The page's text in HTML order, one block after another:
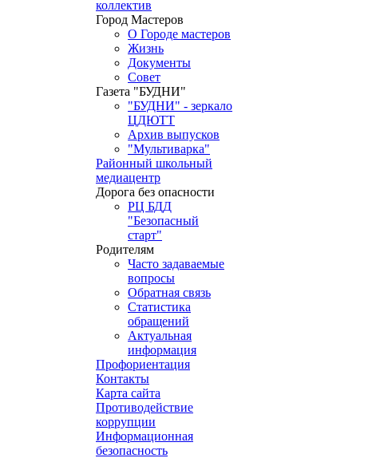
коллектив
Город Мастеров
О Городе мастеров
Жизнь
Документы
Совет
Газета "БУДНИ"
"БУДНИ" - зеркало
ЦДЮТТ
Архив выпусков
"Мультиварка"
Районный школьный
медиацентр
Дорога без опасности
РЦ БДД
"Безопасный
старт"
Родителям
Часто задаваемые
вопросы
Обратная связь
Статистика
обращений
Актуальная
информация
Профориентация
Контакты
Карта сайта
Противодействие
коррупции
Информационная
безопасность